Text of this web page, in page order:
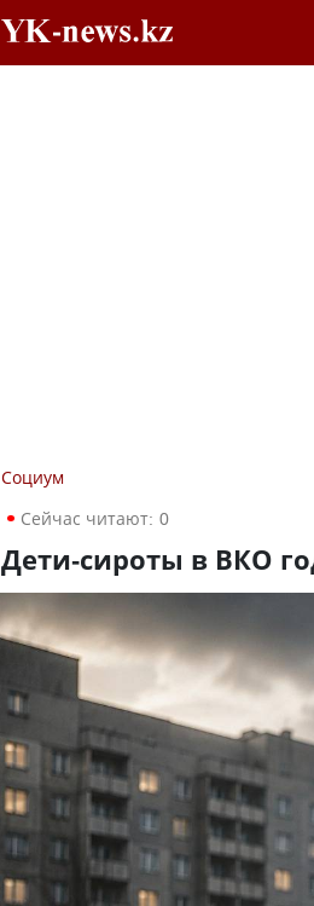
Социум
Сейчас читают: 0
Дети-сироты в ВКО